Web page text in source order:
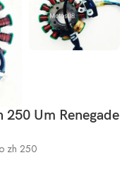
Um Renegade
zh 250